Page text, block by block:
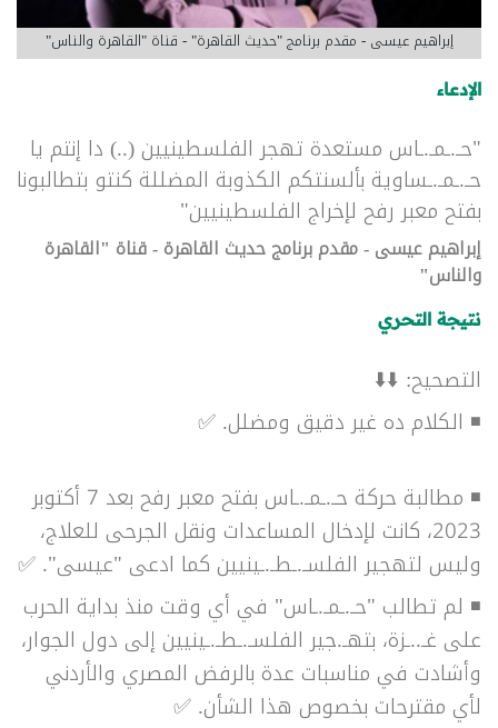
إبراهيم عيسى - مقدم برنامج "حديث القاهرة" - قناة "القاهرة والناس"
الإدعاء
"حـ.ـمـ.ـاس مستعدة تهجر الفلسطينيين (..) دا إنتم يا
حـ.ـمـ.ـساوية بألسنتكم الكذوبة المضللة كنتو بتطالبونا
بفتح معبر رفح لإخراج الفلسطينيين"
إبراهيم عيسى - مقدم برنامج حديث القاهرة - قناة "القاهرة
والناس"
نتيجة التحري
التصحيح: ⬇️⬇️
◾ الكلام ده غير دقيق ومضلل. ✅
◾ مطالبة حركة حـ.ـمـ.ـاس بفتح معبر رفح بعد 7 أكتوبر
2023، كانت لإدخال المساعدات ونقل الجرحى للعلاج،
وليس لتهجير الفلسـ.ـطـ.ـينيين كما ادعى "عيسى". ✅
◾ لم تطالب "حـ.ـمـ.ـاس" في أي وقت منذ بداية الحرب
على غـ..ـزة، بتهـ.جير الفلسـ.ـطـ.ـينيين إلى دول الجوار،
وأشادت في مناسبات عدة بالرفض المصري والأردني
لأي مقترحات بخصوص هذا الشأن. ✅